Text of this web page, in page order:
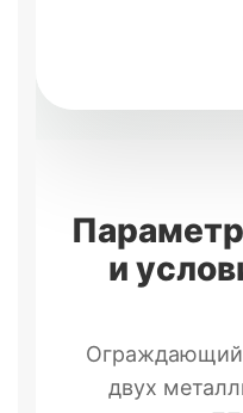
и
Ограждающий
двух